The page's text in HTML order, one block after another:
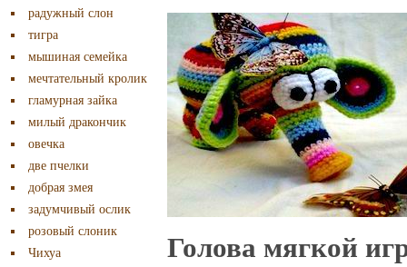
радужный слон
тигра
мышиная семейка
мечтательный кролик
гламурная зайка
милый дракончик
овечка
две пчелки
добрая змея
задумчивый ослик
розовый слоник
Чихуа
Голова мягкой